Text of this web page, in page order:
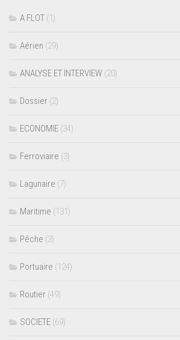
A FLOT (1)
Aérien (29)
ANALYSE ET INTERVIEW (20)
Dossier (2)
ECONOMIE (34)
Ferroviaire (3)
Lagunaire (7)
Maritime (131)
Pêche (3)
Portuaire (124)
Routier (49)
SOCIETE (69)